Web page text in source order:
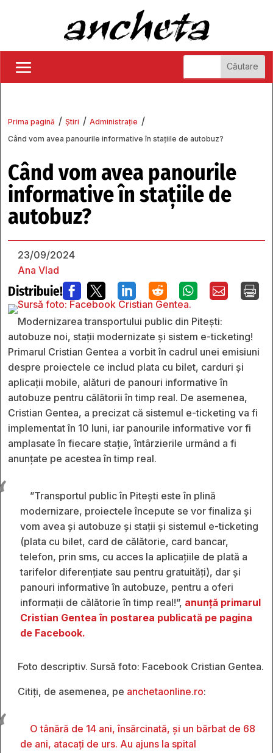
Prima pagină / Știri / Administrație /
Când vom avea panourile informative în stațiile de autobuz?
Când vom avea panourile
informative în stațiile de
autobuz?
23/09/2024
Ana Vlad
Distribuie!       
Modernizarea transportului public din Pitești:
autobuze noi, stații modernizate și sistem e-ticketing!
Primarul Cristian Gentea a vorbit în cadrul unei emisiuni
despre proiectele ce includ plata cu bilet, carduri și
aplicații mobile, alături de panouri informative în
autobuze pentru călătorii în timp real. De asemenea,
Cristian Gentea, a precizat că sistemul e-ticketing va fi
implementat în 10 luni, iar panourile informative vor fi
amplasate în fiecare stație, întârzierile urmând a fi
anunțate pe acestea în timp real.
”Transportul public în Pitești este în plină
modernizare, proiectele începute se vor finaliza și
vom avea și autobuze și stații și sistemul e-ticketing
(plata cu bilet, card de călătorie, card bancar,
telefon, prin sms, cu acces la aplicațiile de plată a
tarifelor diferențiate sau pentru gratuități), dar și
panouri informative în autobuze, pentru a oferi
informații de călătorie în timp real!”, anunță primarul
Cristian Gentea în postarea publicată pe pagina
de Facebook.
Foto descriptiv. Sursă foto: Facebook Cristian Gentea.
Citiți, de asemenea, pe anchetaonline.ro:
O tânără de 14 ani, însărcinată, și un bărbat de 68
de ani, atacați de urs. Au ajuns la spital